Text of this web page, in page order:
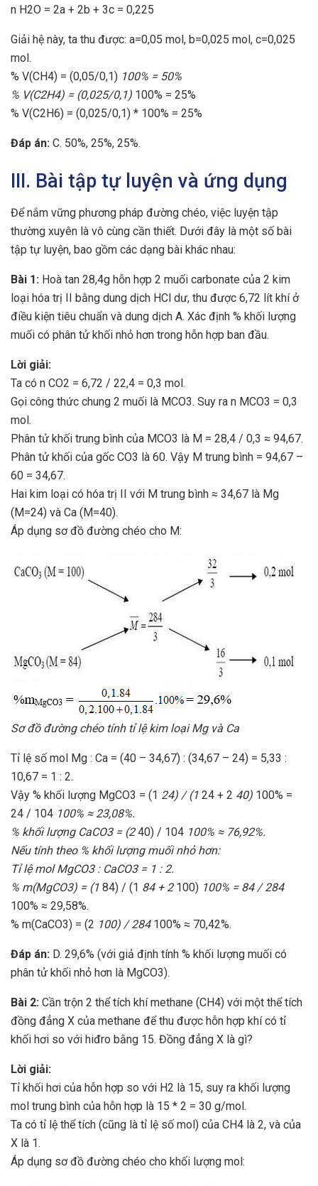
n H2O = 2a + 2b + 3c = 0,225
Giải hệ này, ta thu được: a=0,05 mol, b=0,025 mol, c=0,025
mol.
% V(CH4) = (0,05/0,1) 100% = 50%
% V(C2H4) = (0,025/0,1) 100% = 25%
% V(C2H6) = (0,025/0,1) * 100% = 25%
Đáp án: C. 50%, 25%, 25%.
III. Bài tập tự luyện và ứng dụng
Để nắm vững phương pháp đường chéo, việc luyện tập
thường xuyên là vô cùng cần thiết. Dưới đây là một số bài
tập tự luyện, bao gồm các dạng bài khác nhau:
Bài 1: Hoà tan 28,4g hỗn hợp 2 muối carbonate của 2 kim
loại hóa trị II bằng dung dịch HCl dư, thu được 6,72 lít khí ở
điều kiện tiêu chuẩn và dung dịch A. Xác định % khối lượng
muối có phân tử khối nhỏ hơn trong hỗn hợp ban đầu.
Lời giải:
Ta có n CO2 = 6,72 / 22,4 = 0,3 mol.
Gọi công thức chung 2 muối là MCO3. Suy ra n MCO3 = 0,3
mol.
Phân tử khối trung bình của MCO3 là M = 28,4 / 0,3 ≈ 94,67.
Phân tử khối của gốc CO3 là 60. Vậy M trung bình = 94,67 –
60 = 34,67.
Hai kim loại có hóa trị II với M trung bình ≈ 34,67 là Mg
(M=24) và Ca (M=40).
Áp dụng sơ đồ đường chéo cho M:
Sơ đồ đường chéo tính tỉ lệ kim loại Mg và Ca
Tỉ lệ số mol Mg : Ca = (40 – 34,67) : (34,67 – 24) = 5,33 :
10,67 = 1 : 2.
Vậy % khối lượng MgCO3 = (1 24) / (1 24 + 2 40) 100% =
24 / 104 100% ≈ 23,08%.
% khối lượng CaCO3 = (240) / 104 100% ≈ 76,92%.
Nếu tính theo % khối lượng muối nhỏ hơn:
Tỉ lệ mol MgCO3 : CaCO3 = 1 : 2.
% m(MgCO3) = (1 84) / (1 84 + 2 100) 100% = 84 / 284
100% ≈ 29,58%.
% m(CaCO3) = (2 100) / 284 100% ≈ 70,42%.
Đáp án: D. 29,6% (với giả định tính % khối lượng muối có
phân tử khối nhỏ hơn là MgCO3).
Bài 2: Cần trộn 2 thể tích khí methane (CH4) với một thể tích
đồng đẳng X của methane để thu được hỗn hợp khí có tỉ
khối hơi so với hiđro bằng 15. Đồng đẳng X là gì?
Lời giải:
Tỉ khối hơi của hỗn hợp so với H2 là 15, suy ra khối lượng
mol trung bình của hỗn hợp là 15 * 2 = 30 g/mol.
Ta có tỉ lệ thể tích (cũng là tỉ lệ số mol) của CH4 là 2, và của
X là 1.
Áp dụng sơ đồ đường chéo cho khối lượng mol: